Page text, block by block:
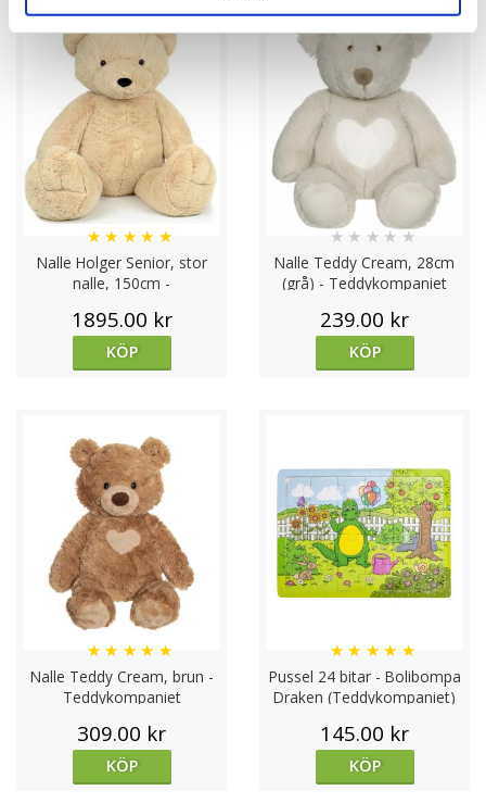
Nalle Holger Senior, stor
nalle, 150cm -
★ ★ ★ ★ ★
1895.00 kr
KÖP
Nalle Teddy Cream, 28cm
(grå) - Teddykompaniet
★ ★ ★ ★★
239.00 kr
KÖP
Nalle Teddy Cream, brun -
Teddykompaniet
★ ★ ★ ★ ★
309.00 kr
KÖP
Pussel 24 bitar - Bolibompa
Draken (Teddykompaniet)
★ ★ ★ ★ ★
145.00 kr
KÖP